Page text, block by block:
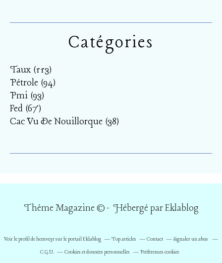
Catégories
Taux (113)
Pétrole (94)
Pmi (93)
Fed (67)
Cac Vu De Nouillorque (38)
Thème Magazine © - Hébergé parEklablog
Voir le profil dehemve31sur le portail Eklablog Top articles Contact
Signaler un abus
C.G.U.
Cookies et données personnelles Préférences cookies